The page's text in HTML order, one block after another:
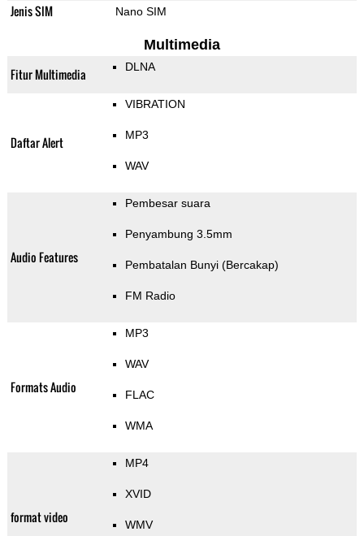
Jenis SIM Nano SIM
Multimedia
Fitur Multimedia DLNA
Daftar Alert
VIBRATION
MP3
WAV
Audio Features
Pembesar suara
Penyambung 3.5mm
Pembatalan Bunyi (Bercakap)
FM Radio
Formats Audio
MP3
WAV
FLAC
WMA
format video
MP4
XVID
WMV